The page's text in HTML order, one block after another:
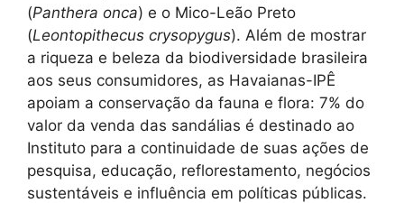
(Panthera onca) e o Mico-Leão Preto
(Leontopithecus crysopygus). Além de mostrar
a riqueza e beleza da biodiversidade brasileira
aos seus consumidores, as Havaianas-IPÊ
apoiam a conservação da fauna e flora: 7% do
valor da venda das sandálias é destinado ao
Instituto para a continuidade de suas ações de
pesquisa, educação, reflorestamento, negócios
sustentáveis e influência em políticas públicas.